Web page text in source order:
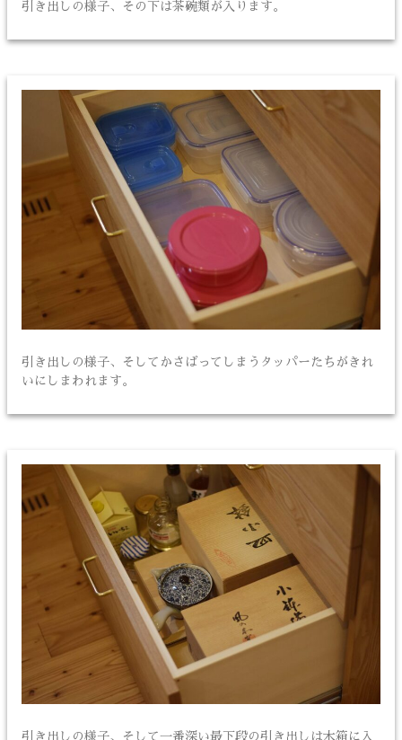
引き出しの様子、その下は茶碗類が入ります。
引き出しの様子、そしてかさばってしまうタッパーたちがきれ
いにしまわれます。
引き出しの様子、そして一番深い最下段の引き出しは木箱に入